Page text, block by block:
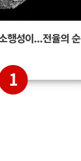
행성이...전율의 순
1